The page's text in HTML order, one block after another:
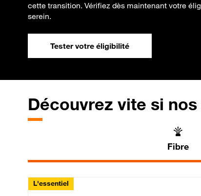
cette transition. Vérifiez dès maintenant votre
serein.
Tester votre éligibilité
Découvrez vite si
Fibre
L'essentiel